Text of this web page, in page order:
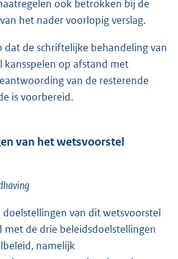
ook betrokken bij de
het nader voorlopig verslag.
dat de schriftelijke behandeling van
kansspelen op afstand met
van de resterende
is voorbereid.
van het wetsvoorstel
doelstellingen van dit wetsvoorstel
met de drie beleidsdoelstellingen
namelijk